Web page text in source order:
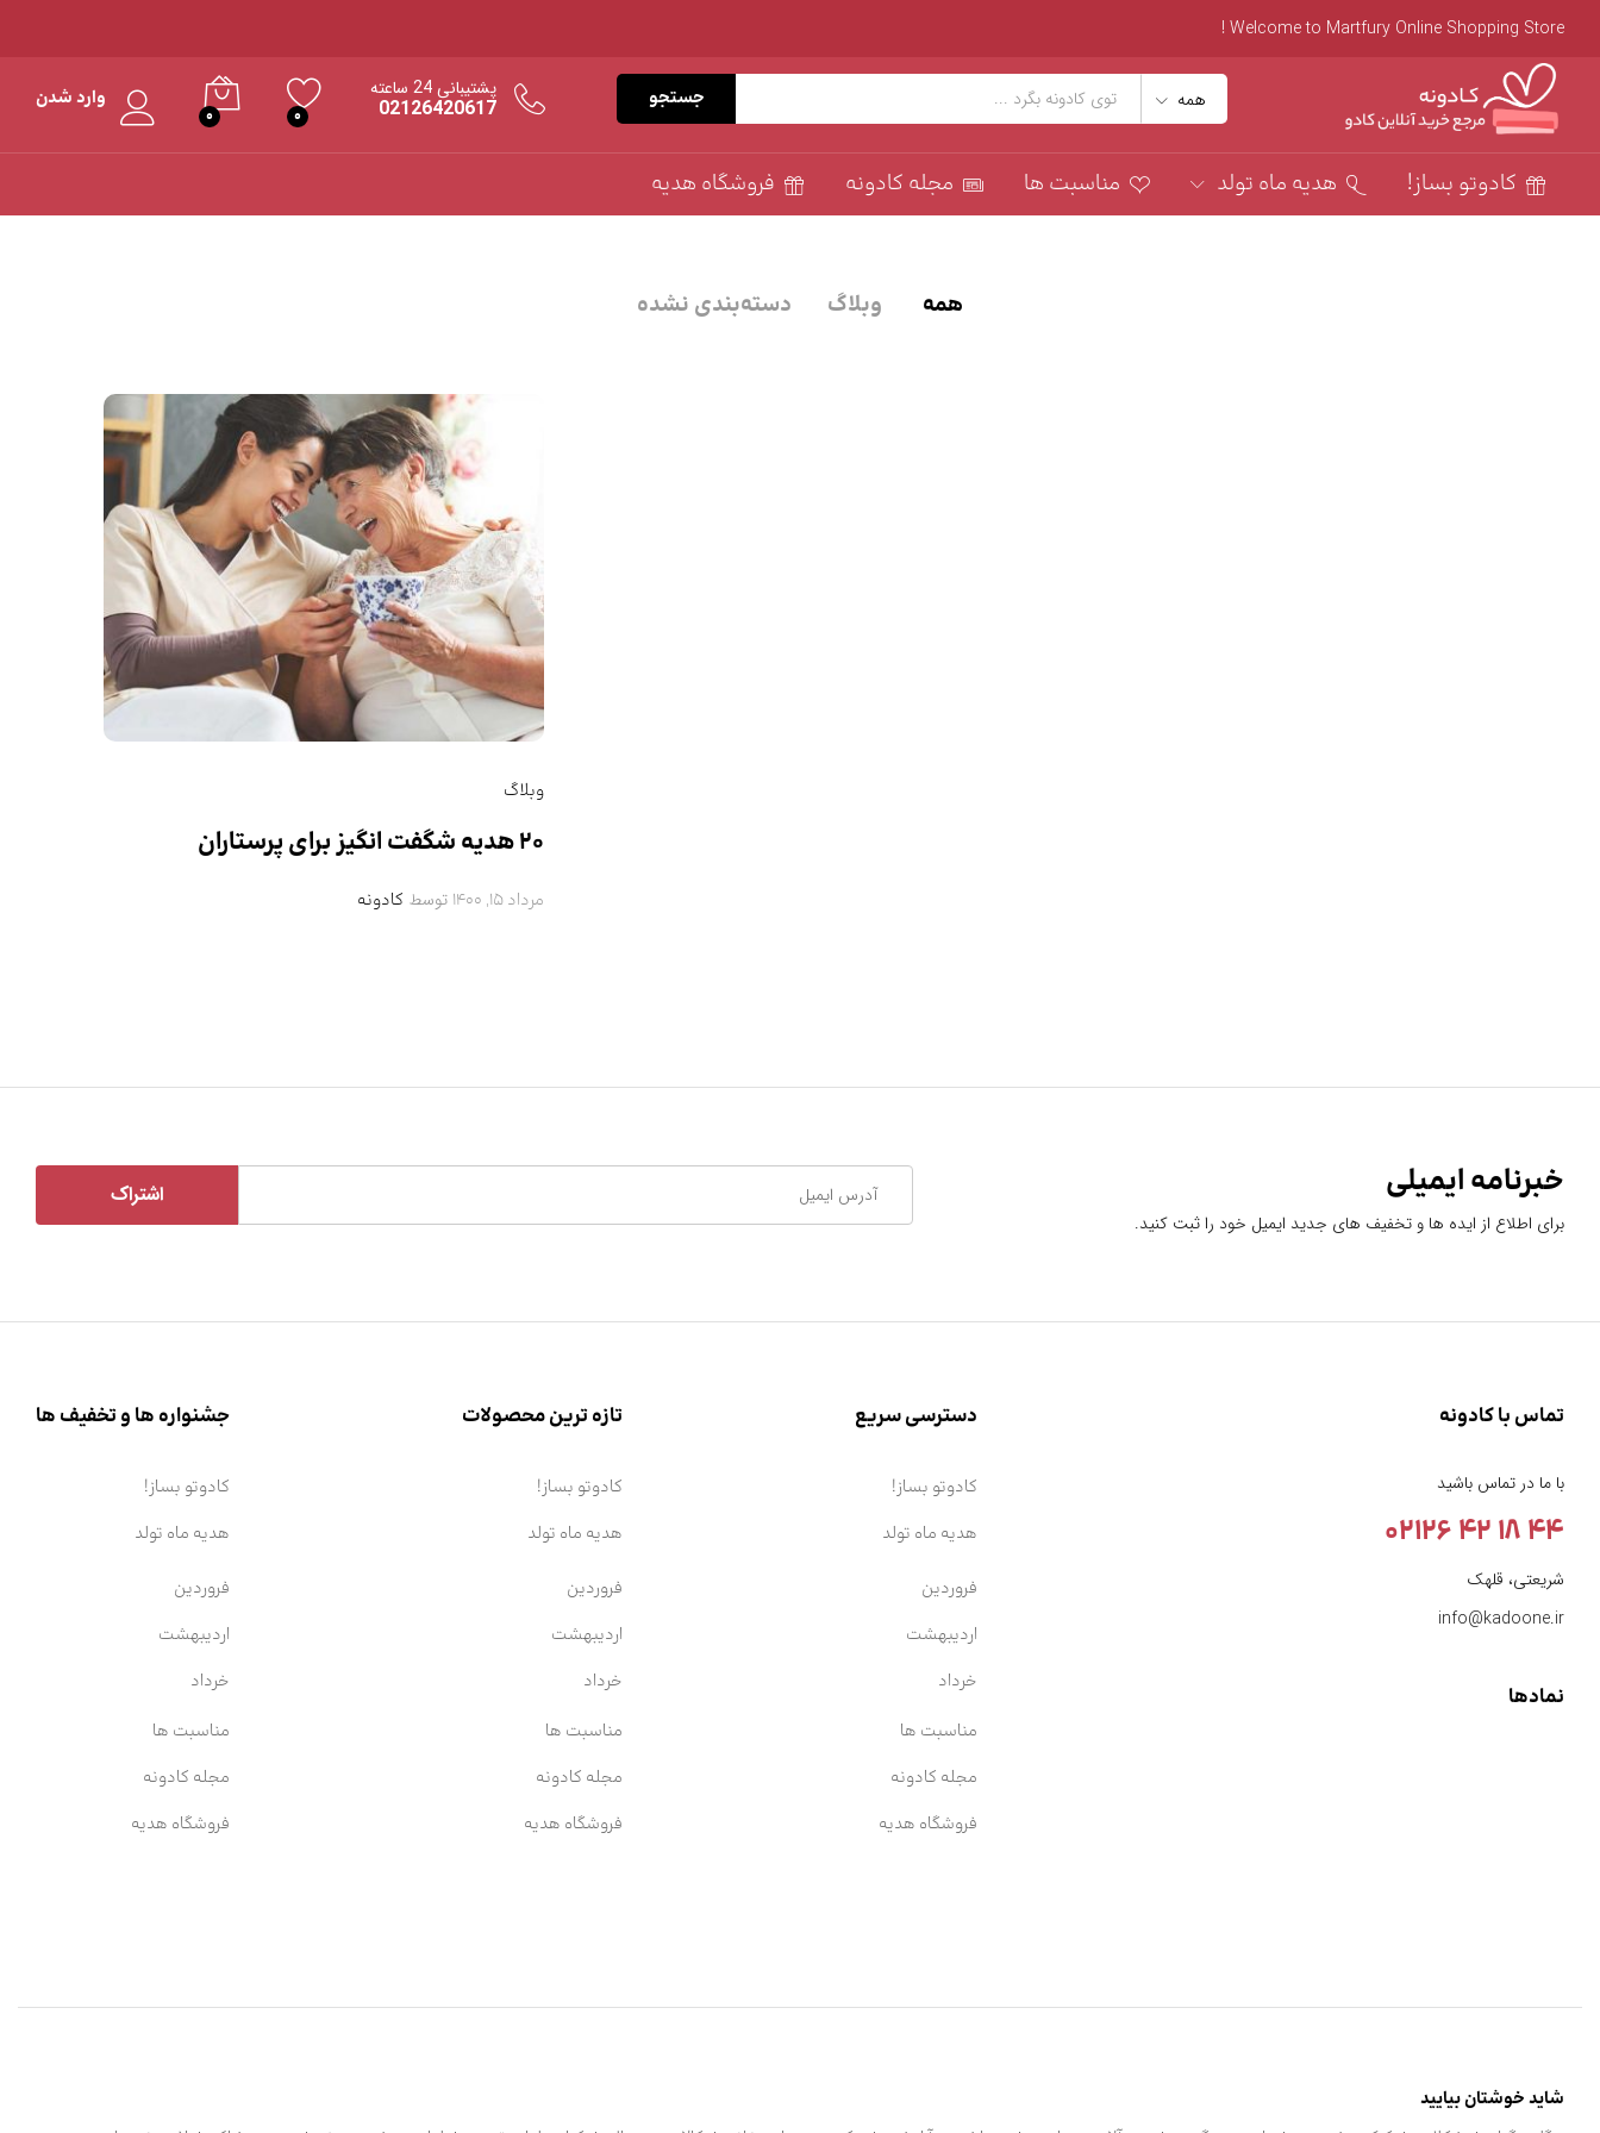
Welcome to Martfury Online Shopping Store !
همه جستجو پشتیبانی 24 ساعته
02126420617
0
0
وارد شدن
کادوتو بساز! هدیه ماه تولد مناسبت ها مجله کادونه فروشگاه هدیه
همه وبلاگ دسته‌بندی نشده
وبلاگ
20 هدیه شگفت انگیز برای پرستاران
مرداد 15, 1400 توسط کادونه
خبرنامه ایمیلی
برای اطلاع از ایده ها و تخفیف های جدید ایمیل خود را ثبت کنید.
تماس با کادونه
با ما در تماس باشید
44 18 42 02126
شریعتی، قلهک
info@kadoone.ir
نمادها
دسترسی سریع
کادوتو بساز!
هدیه ماه تولد
فروردین
اردیبهشت
خرداد
مناسبت ها
مجله کادونه
فروشگاه هدیه
تازه ترین محصولات
کادوتو بساز!
هدیه ماه تولد
فروردین
اردیبهشت
خرداد
مناسبت ها
مجله کادونه
فروشگاه هدیه
جشنواره ها و تخفیف ها
کادوتو بساز!
هدیه ماه تولد
فروردین
اردیبهشت
خرداد
مناسبت ها
مجله کادونه
فروشگاه هدیه
شاید خوشتان بیایید